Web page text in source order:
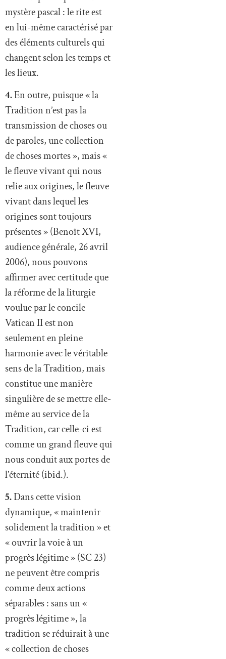
mystère pascal : le rite est
en lui-même caractérisé par
des éléments culturels qui
changent selon les temps et
les lieux.
4.En outre, puisque « la
Tradition n’est pas la
transmission de choses ou
de paroles, une collection
de choses mortes », mais «
le fleuve vivant qui nous
relie aux origines, le fleuve
vivant dans lequel les
origines sont toujours
présentes » (Benoît XVI,
audience générale, 26 avril
2006), nous pouvons
affirmer avec certitude que
la réforme de la liturgie
voulue par le concile
Vatican II est non
seulement en pleine
harmonie avec le véritable
sens de la Tradition, mais
constitue une manière
singulière de se mettre elle-
même au service de la
Tradition, car celle-ci est
comme un grand fleuve qui
nous conduit aux portes de
l’éternité (ibid.).
5.Dans cette vision
dynamique, « maintenir
solidement la tradition » et
« ouvrir la voie à un
progrès légitime » (SC 23)
ne peuvent être compris
comme deux actions
séparables : sans un «
progrès légitime », la
tradition se réduirait à une
« collection de choses